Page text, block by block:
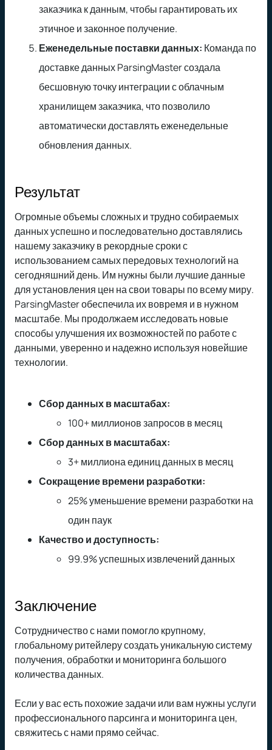
заказчика к данным, чтобы гарантировать их
этичное и законное получение.
Еженедельные поставки данных: Команда по
доставке данных ParsingMaster создала
бесшовную точку интеграции с облачным
хранилищем заказчика, что позволило
автоматически доставлять еженедельные
обновления данных.
Результат
Огромные объемы сложных и трудно собираемых
данных успешно и последовательно доставлялись
нашему заказчику в рекордные сроки с
использованием самых передовых технологий на
сегодняшний день. Им нужны были лучшие данные
для установления цен на свои товары по всему миру.
ParsingMaster обеспечила их вовремя и в нужном
масштабе. Мы продолжаем исследовать новые
способы улучшения их возможностей по работе с
данными, уверенно и надежно используя новейшие
технологии.
Сбор данных в масштабах:
100+ миллионов запросов в месяц
Сбор данных в масштабах:
3+ миллиона единиц данных в месяц
Сокращение времени разработки:
25% уменьшение времени разработки на
один паук
Качество и доступность:
99.9% успешных извлечений данных
Заключение
Сотрудничество с нами помогло крупному,
глобальному ритейлеру создать уникальную систему
получения, обработки и мониторинга большого
количества данных.
Если у вас есть похожие задачи или вам нужны услуги
профессионального парсинга и мониторинга цен,
свяжитесь с нами прямо сейчас.